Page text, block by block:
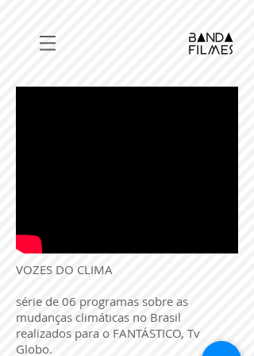
VOZES DO CLIMA
série de 06 programas sobre as
mudanças climáticas no Brasil
realizados para o FANTÁSTICO, Tv
Globo.